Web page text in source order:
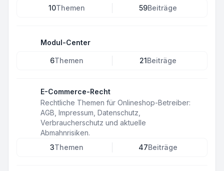
10Themen 59Beiträge
Modul-Center
6Themen 21Beiträge
E-Commerce-Recht
Rechtliche Themen für Onlineshop-Betreiber:
AGB, Impressum, Datenschutz,
Verbraucherschutz und aktuelle
Abmahnrisiken.
3Themen 47Beiträge